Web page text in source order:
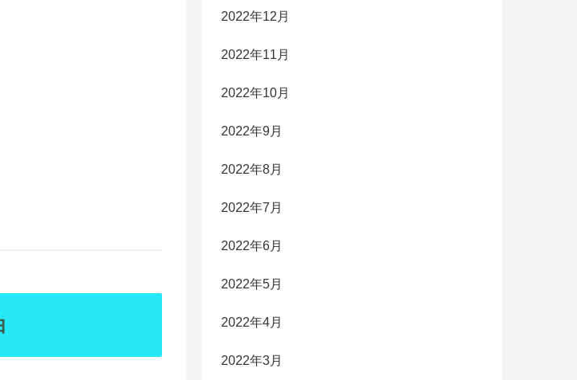
2022年12月
2022年11月
2022年10月
2022年9月
2022年8月
2022年7月
2022年6月
2022年5月
2022年4月
2022年3月